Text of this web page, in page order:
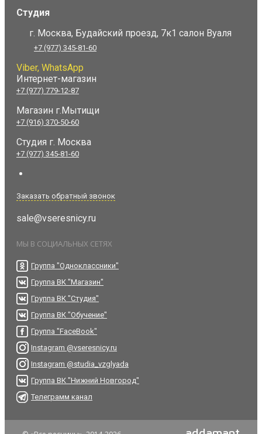
Студия
г. Москва, Будайский проезд, 7к1 салон Вуаля
+7 (977) 345-81-60
Viber, WhatsApp
Интернет-магазин
+7 (977) 779-12-87
Магазин г.Мытищи
+7 (916) 370-50-60
Студия г. Москва
+7 (977) 345-81-60
Заказать обратный звонок
sale@vseresnicy.ru
МЫ В СОЦИАЛЬНЫХ СЕТЯХ
Группа "Одноклассники"
Группа ВК "Магазин"
Группа ВК "Студия"
Группа ВК "Обучение"
Группа "FaceBook"
Instagram @vseresnicy.ru
Instagram @studia_vzglyada
Группа ВК "Нижний Новгород"
Телеграмм канал